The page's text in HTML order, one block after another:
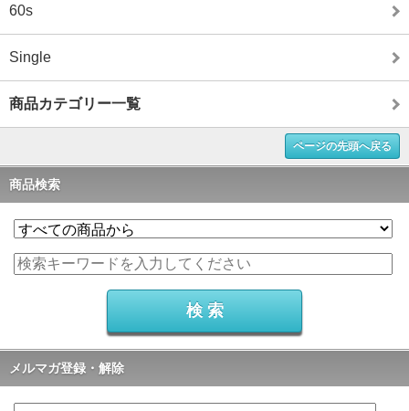
60s
Single
商品カテゴリー一覧
ページの先頭へ戻る
商品検索
メルマガ登録・解除